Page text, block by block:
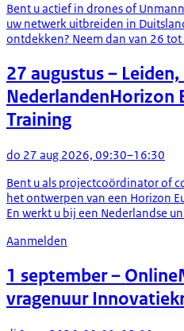
Bent u actief in drones of
uw netwerk uitbreiden in
ontdekken? Neem dan van 26
27 augustus–
NederlandenHorizon
Training
do 27 aug 2026, 09:30–16:30
Bent u als projectcoördinator of
het ontwerpen van een Horizon
En werkt u bij een Nederlandse
Aanmelden
1 september– Online
vragenuur